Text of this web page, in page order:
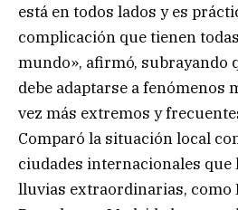
está en todos lados y es
complicación que tienen
mundo», afirmó, subrayando
debe adaptarse a fenómenos
vez más extremos y
Comparó la situación local
ciudades internacionales que
lluvias extraordinarias, como